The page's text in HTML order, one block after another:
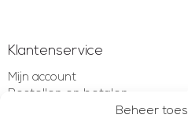
Beheer
Klantenservice
Mijn account
Bestellen en betalen
Verzenden en retourneren